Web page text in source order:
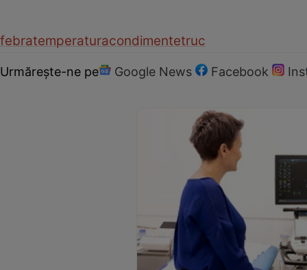
febratemperaturacondimentetruc
Urmărește-ne pe Google News Facebook